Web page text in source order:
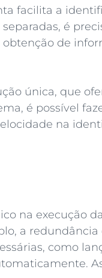
facilita a
é
de
única, que
é possível
na
na execução
a
como